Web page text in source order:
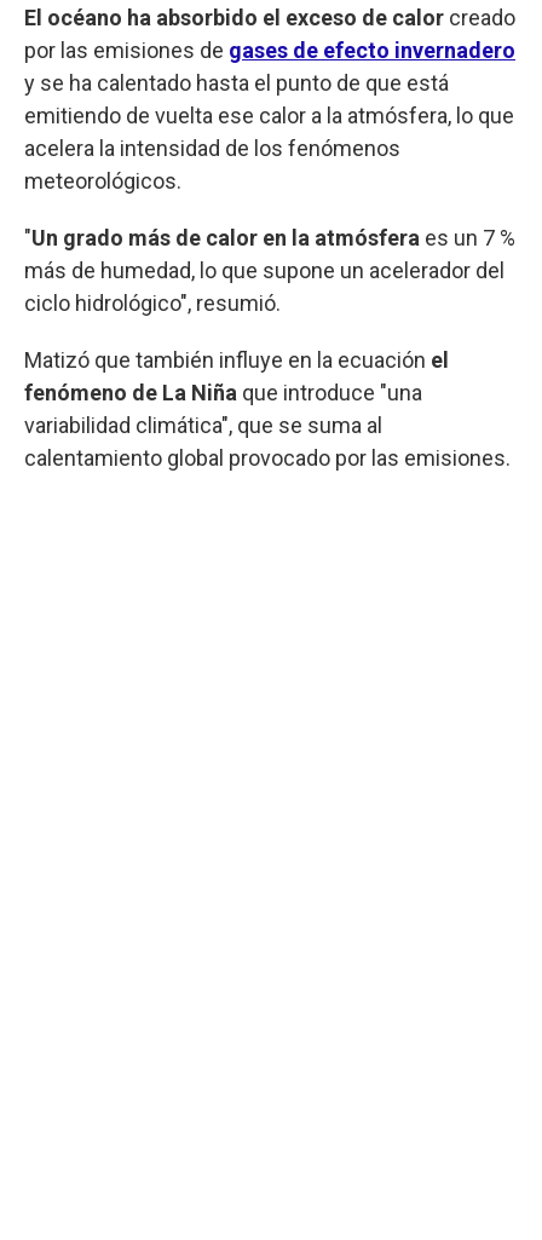
El océano ha absorbido el exceso de calor creado
por las emisiones de gases de efecto invernadero
y se ha calentado hasta el punto de que está
emitiendo de vuelta ese calor a la atmósfera, lo que
acelera la intensidad de los fenómenos
meteorológicos.
"Un grado más de calor en la atmósfera es un 7 %
más de humedad, lo que supone un acelerador del
ciclo hidrológico", resumió.
Matizó que también influye en la ecuación el
fenómeno de La Niña que introduce "una
variabilidad climática", que se suma al
calentamiento global provocado por las emisiones.